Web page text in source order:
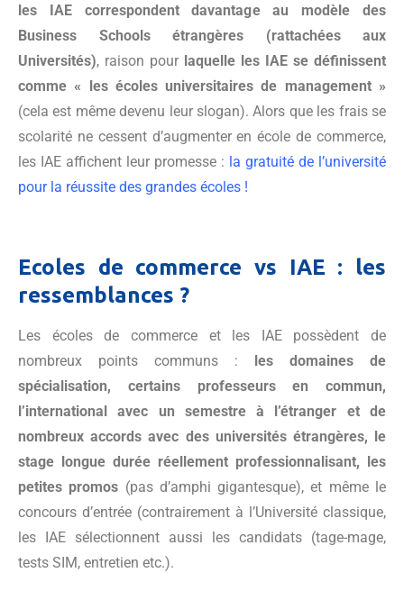
les IAE correspondent davantage au modèle des
Business Schools étrangères (rattachées aux
Universités), raison pour laquelle les IAE se définissent
comme « les écoles universitaires de management »
(cela est même devenu leur slogan). Alors que les frais se
scolarité ne cessent d’augmenter en école de commerce,
les IAE affichent leur promesse : la gratuité de l’université
pour la réussite des grandes écoles !
Ecoles de commerce vs IAE : les
ressemblances ?
Les écoles de commerce et les IAE possèdent de
nombreux points communs : les domaines de
spécialisation, certains professeurs en commun,
l’international avec un semestre à l’étranger et de
nombreux accords avec des universités étrangères, le
stage longue durée réellement professionnalisant, les
petites promos (pas d’amphi gigantesque), et même le
concours d’entrée (contrairement à l’Université classique,
les IAE sélectionnent aussi les candidats (tage-mage,
tests SIM, entretien etc.).